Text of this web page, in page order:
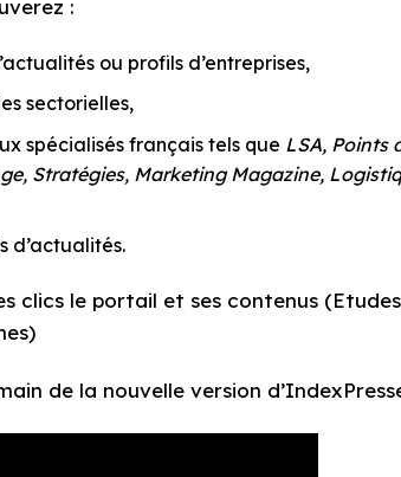
:
ou profils d’entreprises,
sectorielles,
spécialisés français tels que LSA, Points
Stratégies, Marketing Magazine,
d’actualités.
clics le portail et ses contenus
de la nouvelle version